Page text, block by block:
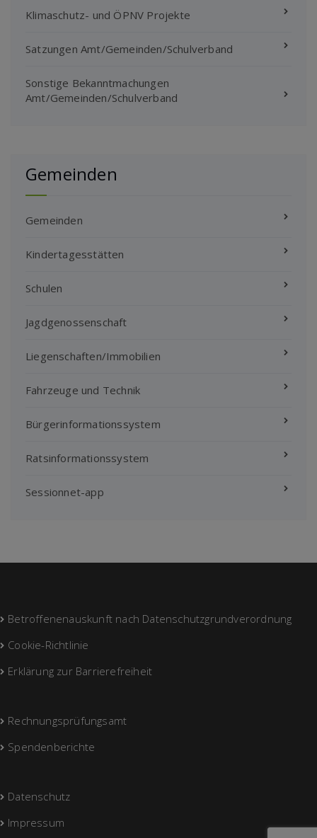
Klimaschutz- und ÖPNV Projekte
Satzungen Amt/Gemeinden/Schulverband
Sonstige Bekanntmachungen
Amt/Gemeinden/Schulverband
Gemeinden
Gemeinden
Kindertagesstätten
Schulen
Jagdgenossenschaft
Liegenschaften/Immobilien
Fahrzeuge und Technik
Bürgerinformationssystem
Ratsinformationssystem
Sessionnet-app
Betroffenenauskunft nach Datenschutzgrundverordnung
Cookie-Richtlinie
Erklärung zur Barrierefreiheit
Rechnungsprüfungsamt
Spendenberichte
Datenschutz
Impressum